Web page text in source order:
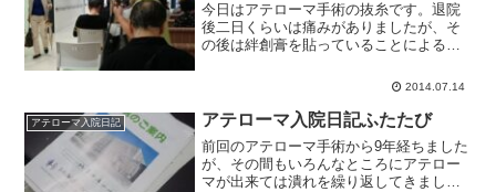
今日はアテローマ手術の抜糸です。退院
後二日くらいは痛みがありましたが、そ
の後は絆創膏を貼っていることによる痒
は身体に吸収される糸が残っていて、無
しばらくは肌色のテープを...
2014.07.14
アテローマ入院日記 アテローマ入院日記ふたたび
前回のアテローマ手術から9年経ちました
が、その間もいろんなところにアテロー
マが出来ては潰れを繰り返してきまし